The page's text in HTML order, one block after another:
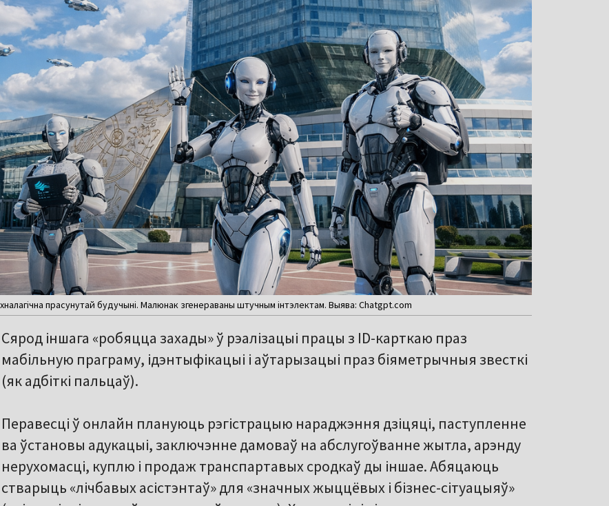
прасунутай будучыні. Малюнак згенераваны штучным інтэлектам. Выява: Chatgpt.com
Сярод іншага «робяцца захады» ў рэалізацыі працы з ID-карткаю праз
мабільную праграму, ідэнтыфікацыі і аўтарызацыі праз біяметрычныя звесткі
(як адбіткі пальцаў).
Перавесці ў онлайн плануюць рэгістрацыю нараджэння дзіцяці, паступленне
ва ўстановы адукацыі, заключэнне дамоваў на абслугоўванне жытла, арэнду
нерухомасці, куплю і продаж транспартавых сродкаў ды іншае. Абяцаюць
стварыць «лічбавых асістэнтаў» для «значных жыццёвых і бізнес-сітуацыяў»